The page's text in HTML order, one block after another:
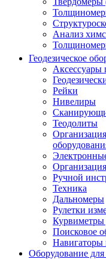
Анализ
Геодезическое
Аксессуары
Рейки
Нивелиры
Теодолиты
Ручной
Техника
Дальномеры
Рулетки
Курвиметры
Поисковое
Оборудование